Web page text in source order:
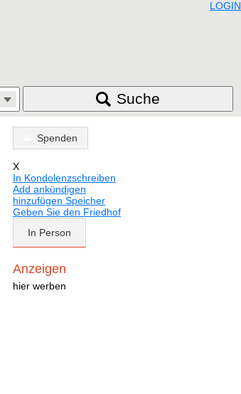
LOGIN
Suche
Spenden
X
In Kondolenzschreiben
Add ankündigen
hinzufügen Speicher
Geben Sie den Friedhof
In Person
Anzeigen
hier werben